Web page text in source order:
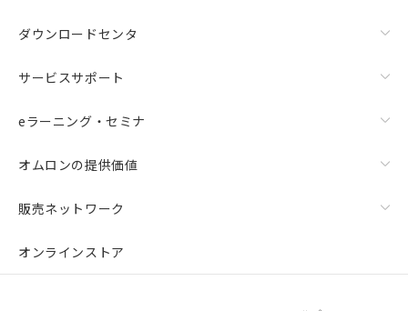
ダウンロードセンタ
サービスサポート
eラーニング・セミナ
オムロンの提供価値
販売ネットワーク
オンラインストア